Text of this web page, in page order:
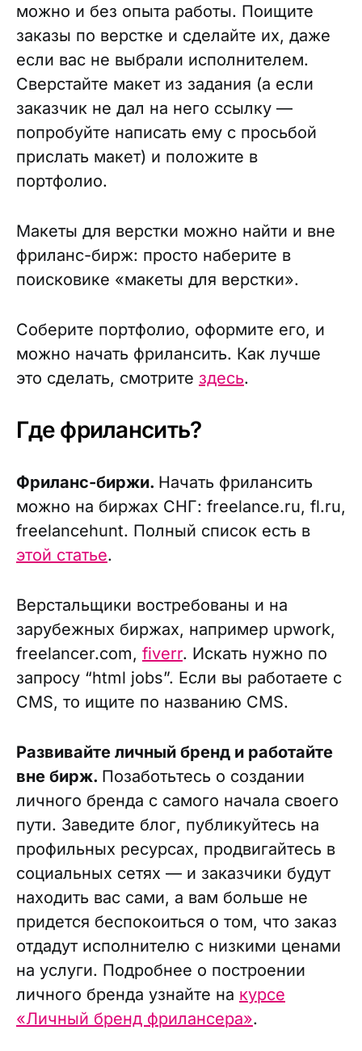
можно и без опыта работы. Поищите
заказы по верстке и сделайте их, даже
если вас не выбрали исполнителем.
Сверстайте макет из задания (а если
заказчик не дал на него ссылку —
попробуйте написать ему с просьбой
прислать макет) и положите в
портфолио.
Макеты для верстки можно найти и вне
фриланс-бирж: просто наберите в
поисковике «макеты для верстки».
Соберите портфолио, оформите его, и
можно начать фрилансить. Как лучше
это сделать, смотрите здесь.
Где фрилансить?
Фриланс-биржи. Начать фрилансить
можно на биржах СНГ: freelance.ru, fl.ru,
freelancehunt. Полный список есть в
этой статье.
Верстальщики востребованы и на
зарубежных биржах, например upwork,
freelancer.com, fiverr. Искать нужно по
запросу “html jobs”. Если вы работаете с
CMS, то ищите по названию CMS.
Развивайте личный бренд и работайте
вне бирж. Позаботьтесь о создании
личного бренда с самого начала своего
пути. Заведите блог, публикуйтесь на
профильных ресурсах, продвигайтесь в
социальных сетях — и заказчики будут
находить вас сами, а вам больше не
придется беспокоиться о том, что заказ
отдадут исполнителю с низкими ценами
на услуги. Подробнее о построении
личного бренда узнайте на курсе
«Личный бренд фрилансера».